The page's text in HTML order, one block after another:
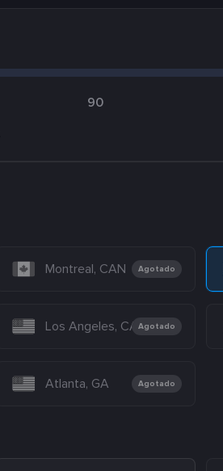
90
Montreal, CAN Agotado
Los Angeles, CAAgotado
Atlanta, GA Agotado